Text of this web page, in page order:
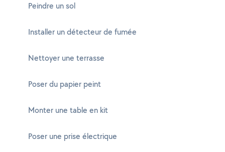
Peindre un sol
Installer un détecteur de fumée
Nettoyer une terrasse
Poser du papier peint
Monter une table en kit
Poser une prise électrique